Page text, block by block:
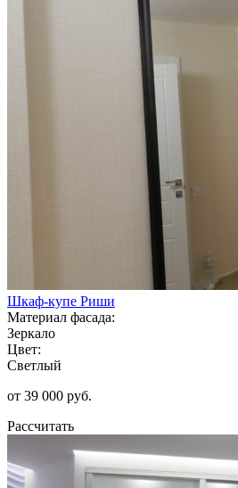
Шкаф-купе Риши
Материал фасада:
Зеркало
Цвет:
Светлый
от 39 000 руб.
Рассчитать